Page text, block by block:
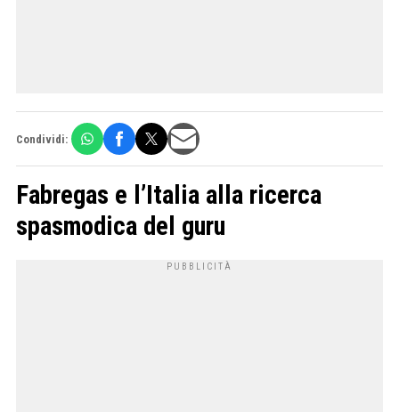
Condividi:
Fabregas e l’Italia alla ricerca
spasmodica del guru